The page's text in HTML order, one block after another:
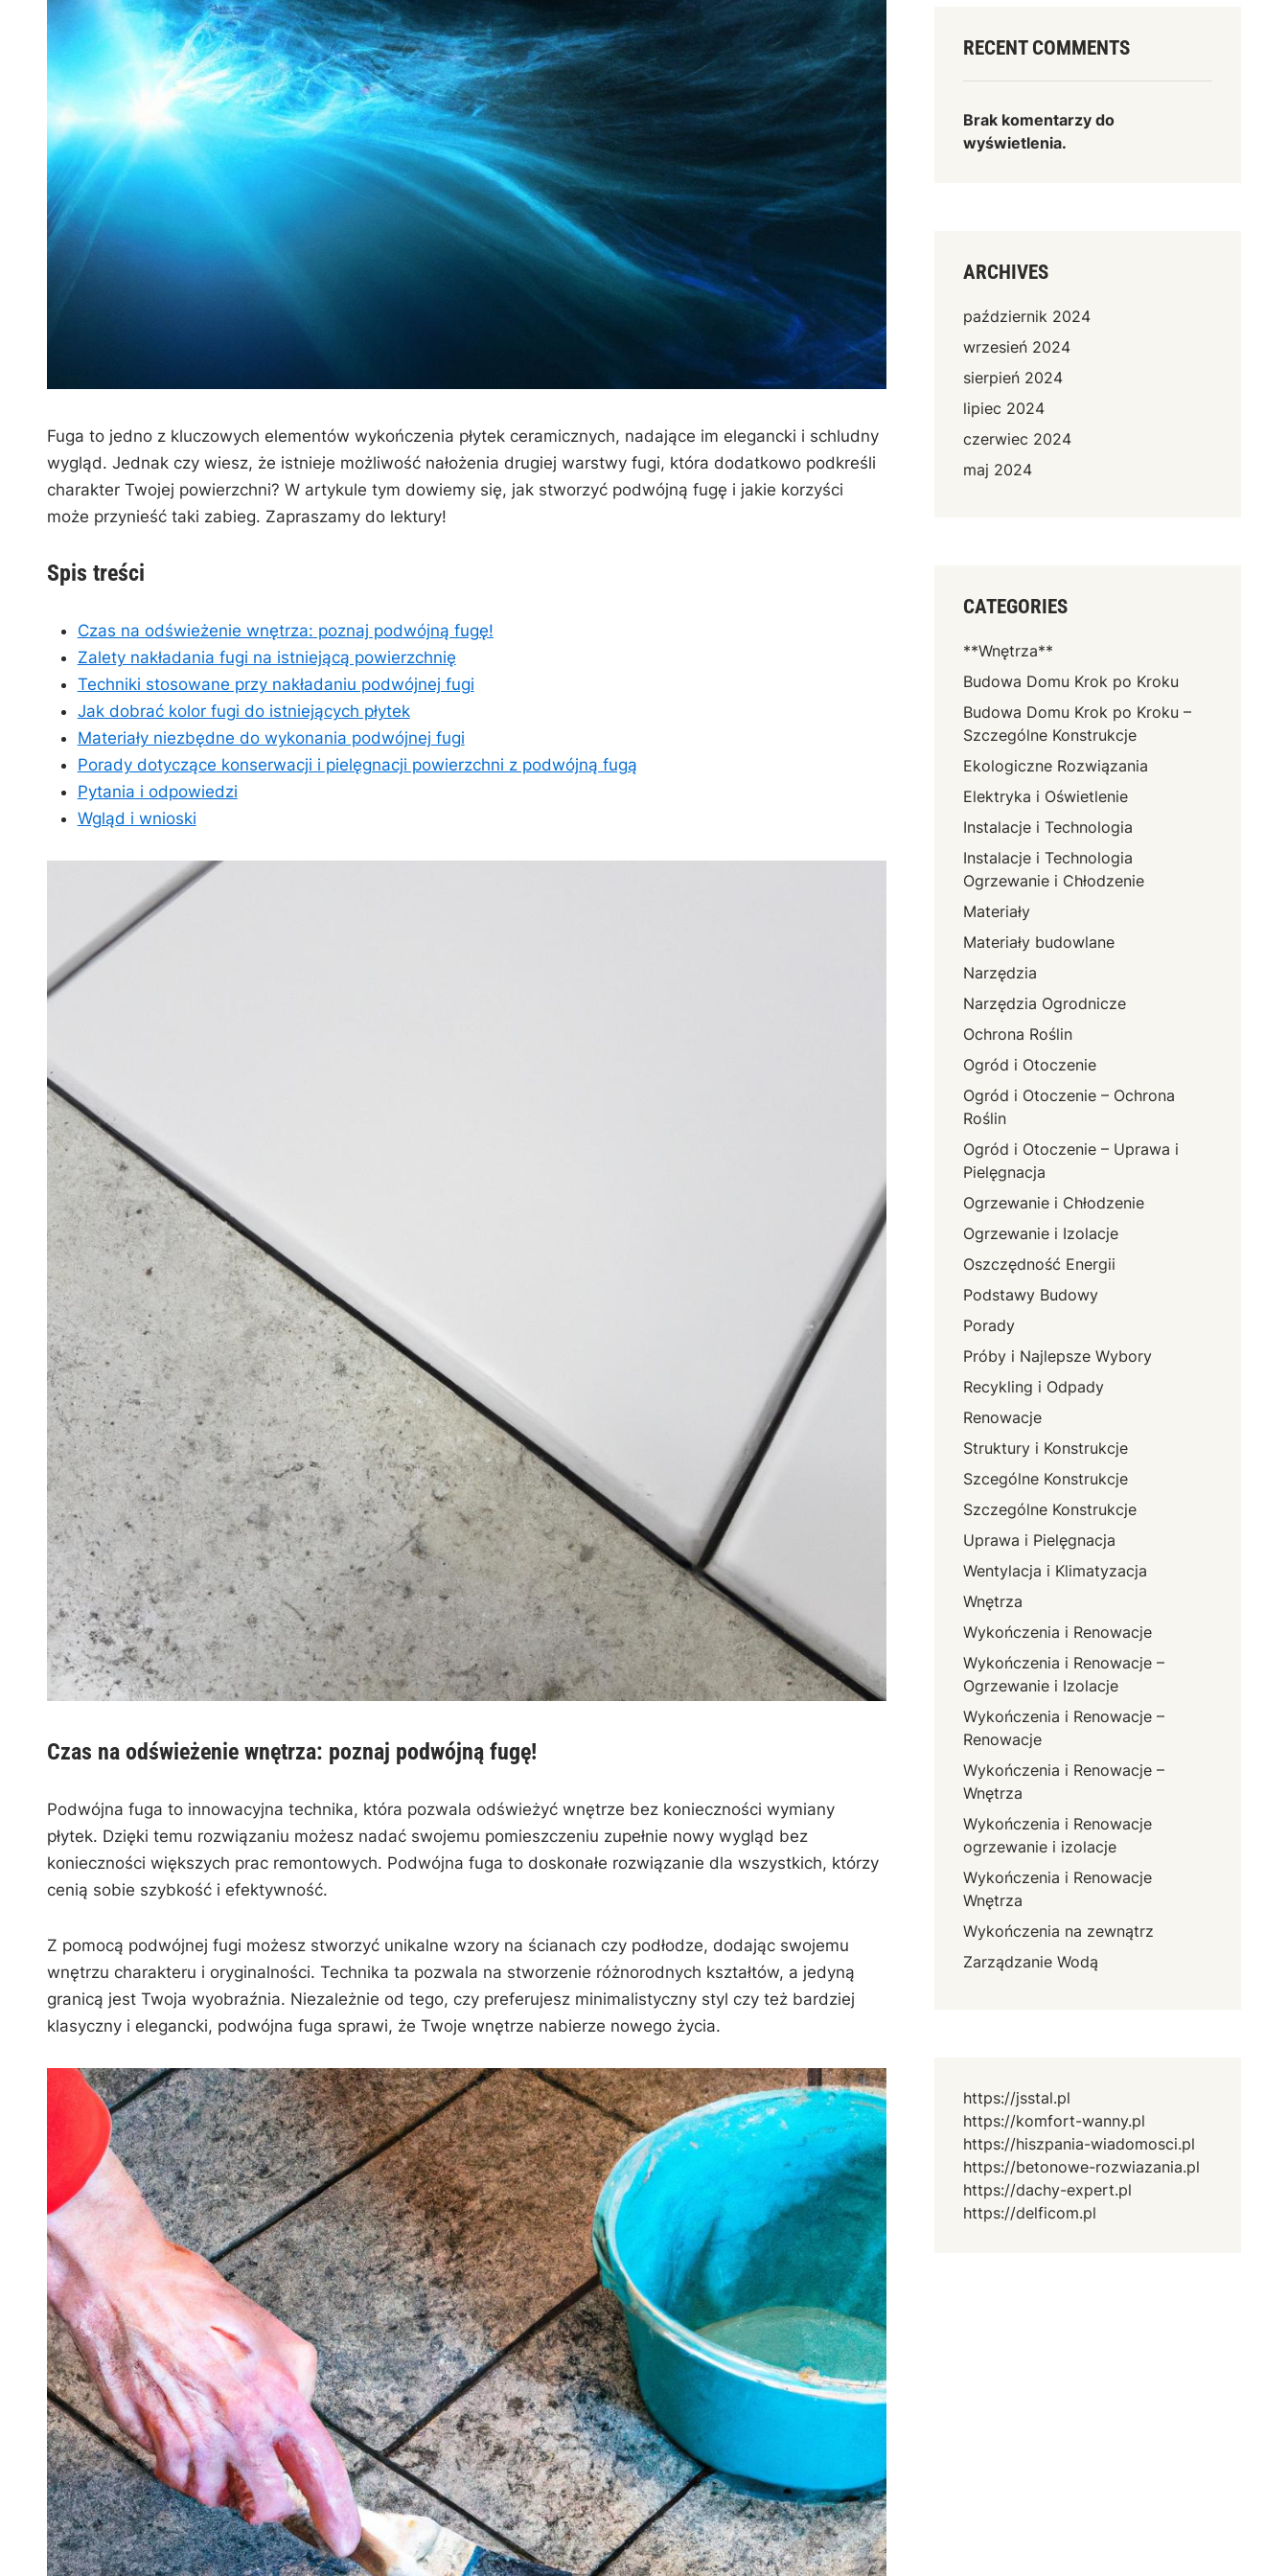
Fuga ‌to jedno z kluczowych elementów wykończenia płytek ceramicznych, nadające im ⁤elegancki ⁣i schludny
⁤wygląd. ‌Jednak‌ czy wiesz, że ‌istnieje możliwość nałożenia drugiej‍ warstwy fugi, która dodatkowo podkreśli
charakter​ Twojej powierzchni? W ​artykule tym⁢ dowiemy się, jak stworzyć podwójną⁤ fugę i jakie korzyści
może⁣ przynieść taki ⁢zabieg.⁣ Zapraszamy do lektury!
Spis ‍treści
Czas na odświeżenie wnętrza:‌ poznaj podwójną fugę!
Zalety nakładania fugi na istniejącą⁣ powierzchnię
Techniki stosowane przy nakładaniu podwójnej ⁣fugi
Jak dobrać kolor ‍fugi ⁢do istniejących ‍płytek
Materiały niezbędne do ⁢wykonania ‍podwójnej fugi
Porady⁤ dotyczące konserwacji i pielęgnacji powierzchni ‍z podwójną fugą
Pytania ‌i odpowiedzi
Wgląd i wnioski
Czas na odświeżenie wnętrza: poznaj podwójną ⁣fugę!
Podwójna fuga ⁢to ​innowacyjna technika, ‌która pozwala‌ odświeżyć wnętrze bez‍ konieczności wymiany
płytek. Dzięki‌ temu rozwiązaniu ​możesz ‍nadać swojemu pomieszczeniu zupełnie‌ nowy wygląd bez
konieczności większych⁣ prac remontowych. ⁢Podwójna fuga to doskonałe ⁣rozwiązanie dla ‍wszystkich, ⁣którzy
cenią ⁤sobie szybkość i‍ efektywność.
Z‌ pomocą podwójnej fugi możesz stworzyć​ unikalne wzory ‌na ścianach czy ⁣podłodze, dodając​ swojemu
wnętrzu charakteru i oryginalności. Technika ⁤ta pozwala na stworzenie ‍różnorodnych kształtów, a ‍jedyną
granicą jest Twoja ⁤wyobraźnia. ‌Niezależnie od tego, ‌czy preferujesz minimalistyczny ⁢styl czy też‍ bardziej
klasyczny i elegancki, podwójna‍ fuga ⁢sprawi, że‌ Twoje wnętrze ‌nabierze nowego życia.
RECENT COMMENTS
Brak komentarzy do
wyświetlenia.
ARCHIVES
październik 2024
wrzesień 2024
sierpień 2024
lipiec 2024
czerwiec 2024
maj 2024
CATEGORIES
**Wnętrza**
Budowa Domu Krok po Kroku
Budowa Domu Krok po Kroku –
Szczególne Konstrukcje
Ekologiczne Rozwiązania
Elektryka i Oświetlenie
Instalacje i Technologia
Instalacje i Technologia
Ogrzewanie i Chłodzenie
Materiały
Materiały budowlane
Narzędzia
Narzędzia Ogrodnicze
Ochrona Roślin
Ogród i Otoczenie
Ogród i Otoczenie – Ochrona
Roślin
Ogród i Otoczenie – Uprawa i
Pielęgnacja
Ogrzewanie i Chłodzenie
Ogrzewanie i Izolacje
Oszczędność Energii
Podstawy Budowy
Porady
Próby i Najlepsze Wybory
Recykling i Odpady
Renowacje
Struktury i Konstrukcje
Szcególne Konstrukcje
Szczególne Konstrukcje
Uprawa i Pielęgnacja
Wentylacja i Klimatyzacja
Wnętrza
Wykończenia i Renowacje
Wykończenia i Renowacje –
Ogrzewanie i Izolacje
Wykończenia i Renowacje –
Renowacje
Wykończenia i Renowacje –
Wnętrza
Wykończenia i Renowacje
ogrzewanie i izolacje
Wykończenia i Renowacje
Wnętrza
Wykończenia na zewnątrz
Zarządzanie Wodą
https://jsstal.pl
https://komfort-wanny.pl
https://hiszpania-wiadomosci.pl
https://betonowe-rozwiazania.pl
https://dachy-expert.pl
https://delficom.pl